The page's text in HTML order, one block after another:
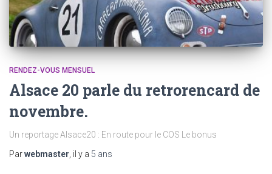
RENDEZ-VOUS MENSUEL
Alsace 20 parle du retrorencard de
novembre.
Un reportage Alsace20 : En route pour le COS Le bonus
Parwebmaster , il y a 5 ans